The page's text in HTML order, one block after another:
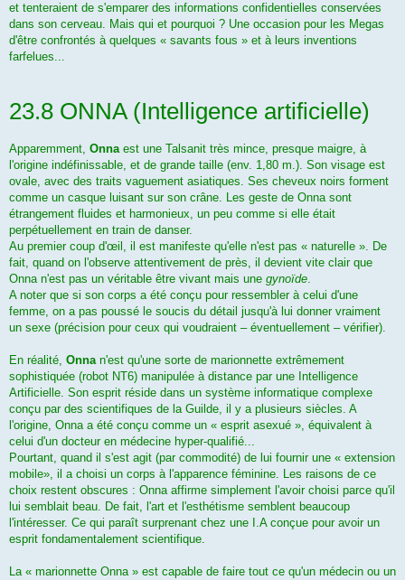
et tenteraient de s'emparer des informations confidentielles conservées
dans son cerveau. Mais qui et pourquoi ? Une occasion pour les Megas
d'être confrontés à quelques « savants fous » et à leurs inventions
farfelues...
23.8 ONNA (Intelligence artificielle)
Apparemment, Onnaest une Talsanit très mince, presque maigre, à
l'origine indéfinissable, et de grande taille (env. 1,80 m.). Son visage est
ovale, avec des traits vaguement asiatiques. Ses cheveux noirs forment
comme un casque luisant sur son crâne. Les geste de Onna sont
étrangement fluides et harmonieux, un peu comme si elle était
perpétuellement en train de danser.
Au premier coup d'œil, il est manifeste qu'elle n'est pas « naturelle ». De
fait, quand on l'observe attentivement de près, il devient vite clair que
Onna n'est pas un véritable être vivant mais une gynoïde.
A noter que si son corps a été conçu pour ressembler à celui d'une
femme, on a pas poussé le soucis du détail jusqu'à lui donner vraiment
un sexe (précision pour ceux qui voudraient – éventuellement – vérifier).
En réalité, Onnan'est qu'une sorte de marionnette extrêmement
sophistiquée (robot NT6) manipulée à distance par une Intelligence
Artificielle. Son esprit réside dans un système informatique complexe
conçu par des scientifiques de la Guilde, il y a plusieurs siècles. A
l'origine, Onna a été conçu comme un « esprit asexué », équivalent à
celui d'un docteur en médecine hyper-qualifié...
Pourtant, quand il s'est agit (par commodité) de lui fournir une « extension
mobile», il a choisi un corps à l'apparence féminine. Les raisons de ce
choix restent obscures : Onna affirme simplement l'avoir choisi parce qu'il
lui semblait beau. De fait, l'art et l'esthétisme semblent beaucoup
l'intéresser. Ce qui paraît surprenant chez une I.A conçue pour avoir un
esprit fondamentalement scientifique.
La « marionnette Onna » est capable de faire tout ce qu'un médecin ou un